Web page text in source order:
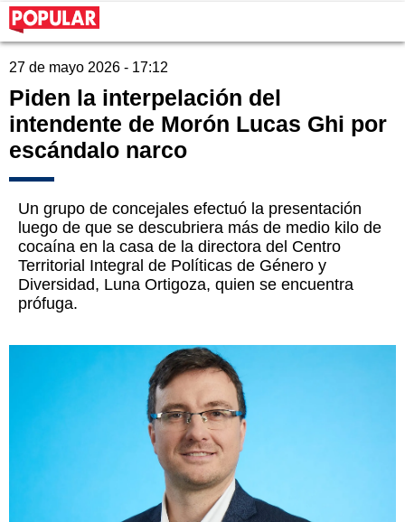
27 de mayo 2026 - 17:12
Piden la interpelación del
intendente de Morón Lucas Ghi por
escándalo narco
Un grupo de concejales efectuó la presentación
luego de que se descubriera más de medio kilo de
cocaína en la casa de la directora del Centro
Territorial Integral de Políticas de Género y
Diversidad, Luna Ortigoza, quien se encuentra
prófuga.